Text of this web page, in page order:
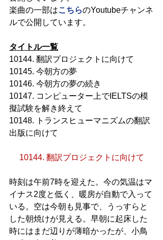
楽曲の一部はこちらのYoutubeチャンネ
ルで公開しています。
タイトル一覧
10144. 翻訳プロジェクトに向けて
10145. 今朝方の夢
10146. 今朝方の夢の続き
10147. コンピューター上でIELTSの模
擬試験を解き終えて
10148. トランスヒューマニズムの翻訳
出版に向けて
10144. 翻訳プロジェクトに向けて
時刻は午前7時を迎えた。今の気温はマ
イナス2度と低く、暖房が自動で入って
いる。空は今朝も見事で、うっすらと
した朝焼けが見える。早朝に起床した
時にはまだ辺りが薄暗かったが、小鳥